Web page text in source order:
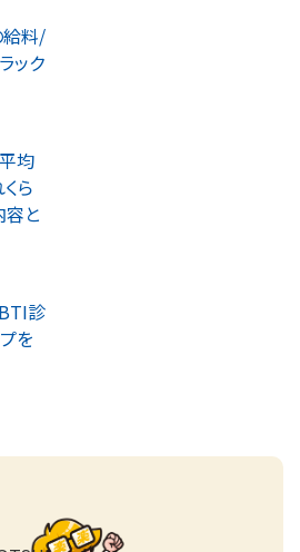
給料/
ック
均
ら
容と
診
を